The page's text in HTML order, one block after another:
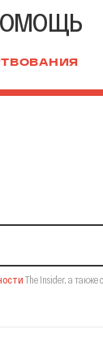
The Insider, а также